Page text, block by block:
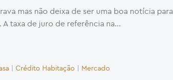
mas não deixa de ser uma boa notícia
A taxa de juro de referência na...
| Crédito Habitação | Mercado